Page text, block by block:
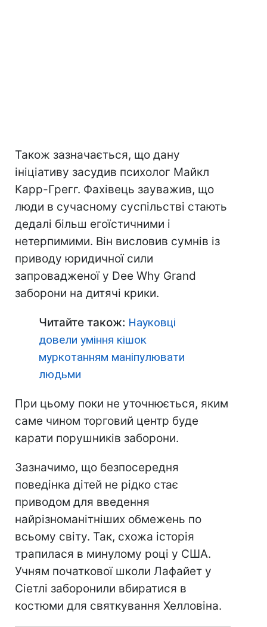
Також зазначається, що дану
ініціативу засудив психолог Майкл
Карр-Грегг. Фахівець зауважив, що
люди в сучасному суспільстві стають
дедалі більш егоїстичними і
нетерпимими. Він висловив сумнів із
приводу юридичної сили
запровадженої у Dee Why Grand
заборони на дитячі крики.
Читайте також: Науковці
довели уміння кішок
муркотанням маніпулювати
людьми
При цьому поки не уточнюється, яким
саме чином торговий центр буде
карати порушників заборони.
Зазначимо, що безпосередня
поведінка дітей не рідко стає
приводом для введення
найрізноманітніших обмежень по
всьому світу. Так, схожа історія
трапилася в минулому році у США.
Учням початкової школи Лафайет у
Сіетлі заборонили вбиратися в
костюми для святкування Хелловіна.